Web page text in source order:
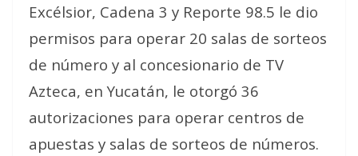
Excélsior, Cadena 3 y Reporte 98.5 le dio
permisos para operar 20 salas de sorteos
de número y al concesionario de TV
Azteca, en Yucatán, le otorgó 36
autorizaciones para operar centros de
apuestas y salas de sorteos de números.